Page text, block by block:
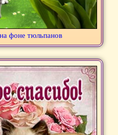
фоне тюльпанов